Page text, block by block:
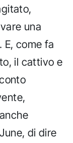
una
E, come fa
il cattivo e
di dire